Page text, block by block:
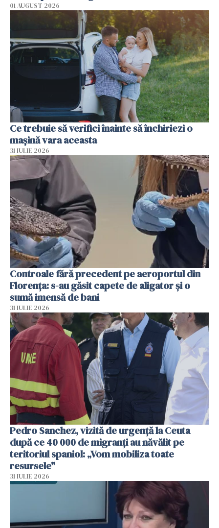
01 AUGUST 2026
Ce trebuie să verifici înainte să închiriezi o
mașină vara aceasta
31 IULIE 2026
Controale fără precedent pe aeroportul din
Florența: s-au găsit capete de aligator și o
sumă imensă de bani
31 IULIE 2026
Pedro Sanchez, vizită de urgență la Ceuta
după ce 40 000 de migranți au năvălit pe
teritoriul spaniol: „Vom mobiliza toate
resursele"
31 IULIE 2026